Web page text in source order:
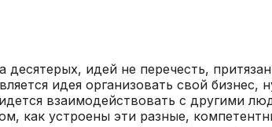
десятерых, идей не перечесть,
идея организовать свой бизнес,
взаимодействовать с другими
как устроены эти разные,